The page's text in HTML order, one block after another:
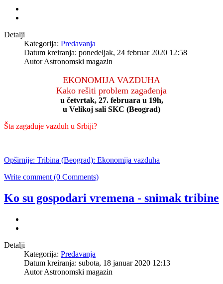
Detalji
Kategorija: Predavanja
Datum kreiranja: ponedeljak, 24 februar 2020 12:58
Autor Astronomski magazin
EKONOMIJA VAZDUHA
Kako rešiti problem zagađenja
u četvrtak, 27. februara u 19h,
u Velikoj sali SKC (Beograd)
Šta zagađuje vazduh u Srbiji?
Opširnije: Tribina (Beograd): Ekonomija vazduha
Write comment (0 Comments)
Ko su gospodari vremena - snimak tribine
Detalji
Kategorija: Predavanja
Datum kreiranja: subota, 18 januar 2020 12:13
Autor Astronomski magazin